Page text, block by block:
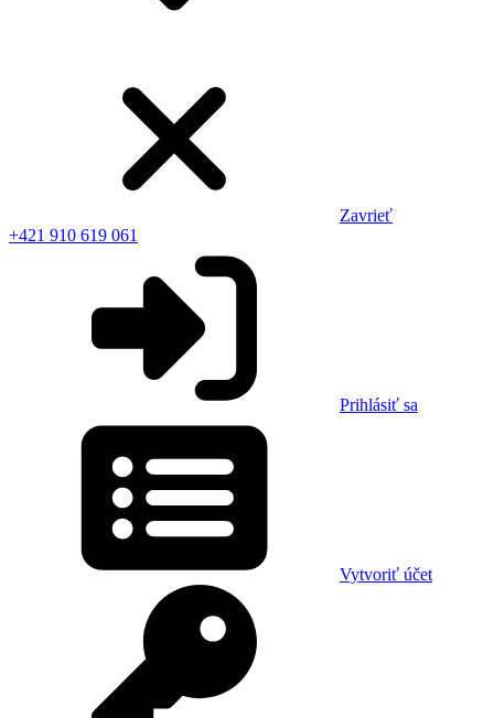
Zavrieť
+421 910 619 061
Prihlásiť sa
Vytvoriť účet